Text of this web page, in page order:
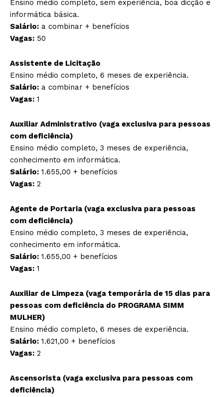
Ensino médio completo, sem experiência, boa dicção e
informática básica.
Salário: a combinar + benefícios
Vagas: 50
Assistente de Licitação
Ensino médio completo, 6 meses de experiência.
Salário: a combinar + benefícios
Vagas: 1
Auxiliar Administrativo (vaga exclusiva para pessoas
com deficiência)
Ensino médio completo, 3 meses de experiência,
conhecimento em informática.
Salário: 1.655,00 + benefícios
Vagas: 2
Agente de Portaria (vaga exclusiva para pessoas
com deficiência)
Ensino médio completo, 3 meses de experiência,
conhecimento em informática.
Salário: 1.655,00 + benefícios
Vagas: 1
Auxiliar de Limpeza (vaga temporária de 15 dias para
pessoas com deficiência do PROGRAMA SIMM
MULHER)
Ensino médio completo, 6 meses de experiência.
Salário: 1.621,00 + benefícios
Vagas: 2
Ascensorista (vaga exclusiva para pessoas com
deficiência)